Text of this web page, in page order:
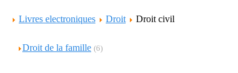
Livres electroniques Droit Droit civil
Droit de la famille (6)